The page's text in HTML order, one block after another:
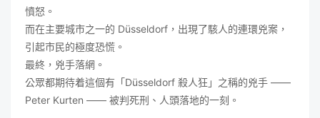
憤怒。
而在主要城市之一的 Düsseldorf，出現了駭人的連環兇案，
引起市民的極度恐慌。
最終，兇手落網。
公眾都期待着這個有「Düsseldorf 殺人狂」之稱的兇手 ——
Peter Kurten —— 被判死刑、人頭落地的一刻。